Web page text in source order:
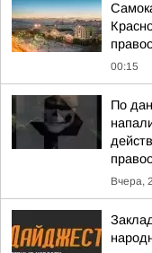
00:15
По
Вчера,